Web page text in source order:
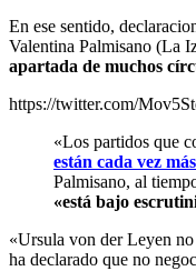
En ese sentido,
Valentina Palmisano (La
apartada de muchos
https://twitter.com/
«Los partidos que
están cada vez
Palmisano, al
«está bajo
«Ursula von der Leyen no
ha declarado que no